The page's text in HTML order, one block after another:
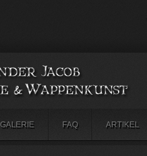
GALERIE FAQ ARTIKEL